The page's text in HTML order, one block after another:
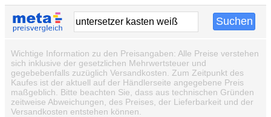
Wichtige Information zu den Preisangaben: Alle Preise verstehen
sich inklusive der gesetzlichen Mehrwertsteuer und
gegebebenfalls zuzüglich Versandkosten. Zum Zeitpunkt des
Kaufes ist der aktuell auf der Händlerseite angegebene Preis
maßgeblich. Bitte beachten Sie, dass aus technischen Gründen
zeitweise Abweichungen, des Preises, der Lieferbarkeit und der
Versandkosten entstehen können.